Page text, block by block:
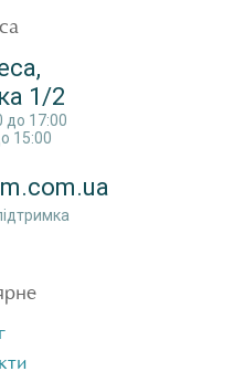
1/2
до 17:00
15:00